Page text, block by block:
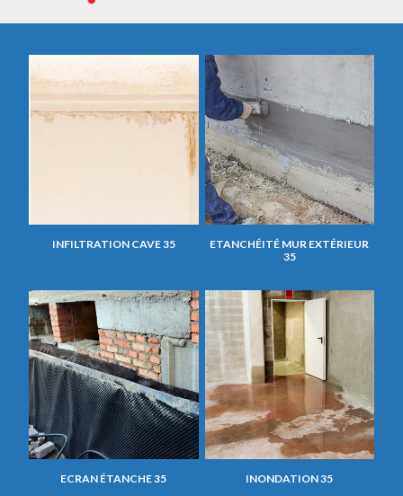
INFILTRATION CAVE 35
ETANCHÉITÉ MUR EXTÉRIEUR
35
ECRAN ÉTANCHE 35 INONDATION 35